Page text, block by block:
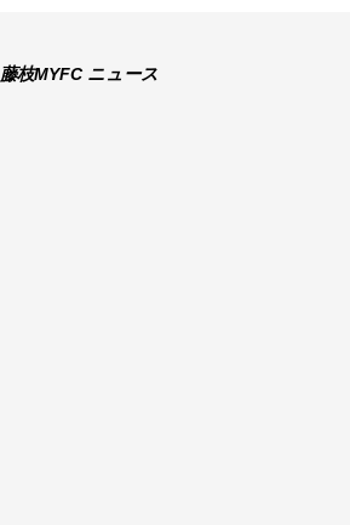
藤枝MYFC ニュース